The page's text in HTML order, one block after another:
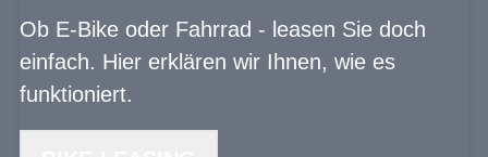
Ob E-Bike oder Fahrrad - leasen Sie doch
einfach. Hier erklären wir Ihnen, wie es
funktioniert.